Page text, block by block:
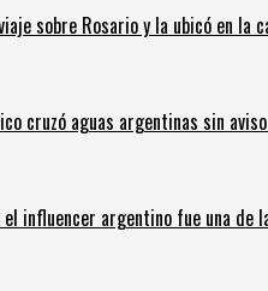
sobre Rosario y la ubicó en la
cruzó aguas argentinas sin
el influencer argentino fue una